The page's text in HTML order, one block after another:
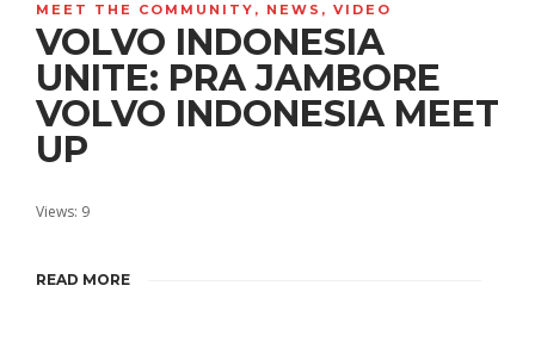
MEET THE COMMUNITY , NEWS , VIDEO
VOLVO INDONESIA
UNITE: PRA JAMBORE
VOLVO INDONESIA MEET
UP
Views: 9
READ MORE